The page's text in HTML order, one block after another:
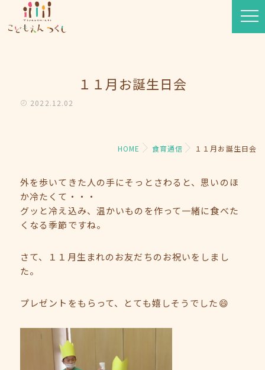
１１月お誕生日会
2022.12.02
HOME 食育通信 １１月お誕生日会
外を歩いてきた人の手にそっとさわると、思いのほ
か冷たくて・・・
グッと冷え込み、温かいものを作って一緒に食べた
くなる季節ですね。
さて、１１月生まれのお友だちのお祝いをしまし
た。
プレゼントをもらって、とても嬉しそうでした😄